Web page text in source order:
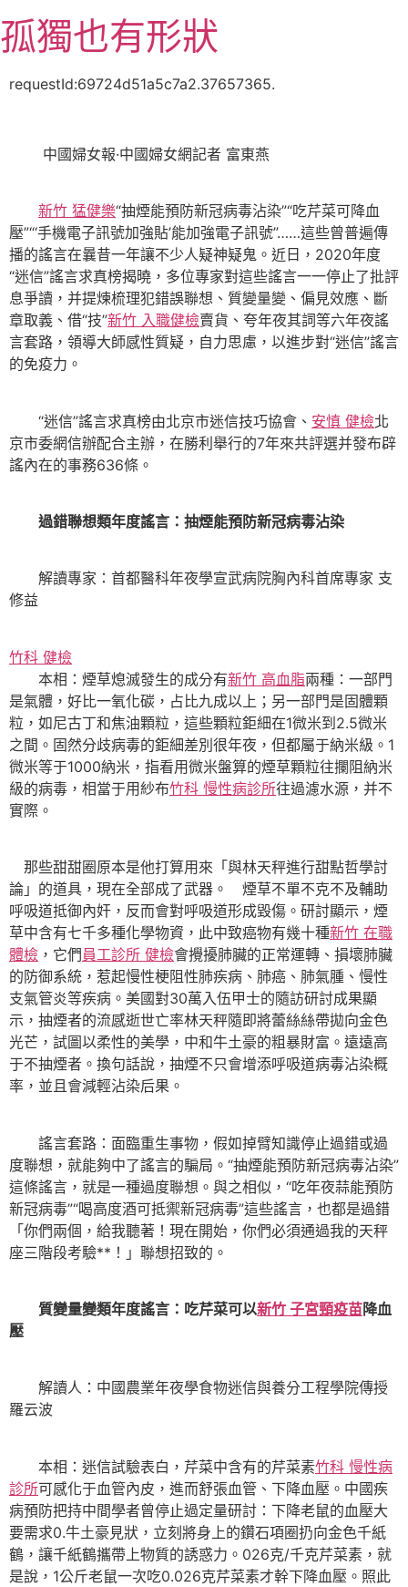
至
主
孤獨也有形狀
requestId:69724d51a5c7a2.37657365.
中國婦女報·中國婦女網記者 富東燕
新竹 猛健樂“抽煙能預防新冠病毒沾染”“吃芹菜可降血
壓”“‘手機電子訊號加強貼’能加強電子訊號”……這些曾普遍傳
播的謠言在曩昔一年讓不少人疑神疑鬼。近日，2020年度
“迷信”謠言求真榜揭曉，多位專家對這些謠言一一停止了批評
息爭讀，并提煉梳理犯錯誤聯想、質變量變、偏見效應、斷
章取義、借“技”新竹 入職健檢賣貨、夸年夜其詞等六年夜謠
言套路，領導大師感性質疑，自力思慮，以進步對“迷信”謠言
的免疫力。
“迷信”謠言求真榜由北京市迷信技巧協會、 安慎 健檢北
京市委網信辦配合主辦，在勝利舉行的7年來共評選并發布辟
謠內在的事務636條。
過錯聯想類年度謠言：抽煙能預防新冠病毒沾染
解讀專家：首都醫科年夜學宣武病院胸內科首席專家 支
修益
竹科 健檢
本相：煙草熄滅發生的成分有新竹 高血脂兩種：一部門
是氣體，好比一氧化碳，占比九成以上；另一部門是固體顆
粒，如尼古丁和焦油顆粒，這些顆粒鉅細在1微米到2.5微米
之間。固然分歧病毒的鉅細差別很年夜，但都屬于納米級。1
微米等于1000納米，指看用微米盤算的煙草顆粒往攔阻納米
級的病毒，相當于用紗布竹科 慢性病診所往過濾水源，并不
實際。
那些甜甜圈原本是他打算用來「與林天秤進行甜點哲學討
論」的道具，現在全部成了武器。 煙草不單不克不及輔助
呼吸道抵御內奸，反而會對呼吸道形成毀傷。研討顯示，煙
草中含有七千多種化學物資，此中致癌物有幾十種新竹 在職
體檢 ，它們 員工診所 健檢會攪擾肺臟的正常運轉、損壞肺臟
的防御系統，惹起慢性梗阻性肺疾病、肺癌、肺氣腫、慢性
支氣管炎等疾病。美國對30萬入伍甲士的隨訪研討成果顯
示，抽煙者的流感逝世亡率林天秤隨即將蕾絲絲帶拋向金色
光芒，試圖以柔性的美學，中和牛土豪的粗暴財富。遠遠高
于不抽煙者。換句話說，抽煙不只會增添呼吸道病毒沾染概
率，並且會減輕沾染后果。
謠言套路：面臨重生事物，假如掉臂知識停止過錯或過
度聯想，就能夠中了謠言的騙局。“抽煙能預防新冠病毒沾染”
這條謠言，就是一種過度聯想。與之相似，“吃年夜蒜能預防
新冠病毒”“喝高度酒可抵禦新冠病毒”這些謠言，也都是過錯
「你們兩個，給我聽著！現在開始，你們必須通過我的天秤
座三階段考驗**！」聯想招致的。
質變量變類年度謠言：吃芹菜可以新竹 子宮頸疫苗降血
壓
解讀人：中國農業年夜學食物迷信與養分工程學院傳授
羅云波
本相：迷信試驗表白，芹菜中含有的芹菜素竹科 慢性病
診所可感化于血管內皮，進而舒張血管、下降血壓。中國疾
病預防把持中間學者曾停止過定量研討：下降老鼠的血壓大
要需求0.牛土豪見狀，立刻將身上的鑽石項圈扔向金色千紙
鶴，讓千紙鶴攜帶上物質的誘惑力。026克/千克芹菜素，就
是說，1公斤老鼠一次吃0.026克芹菜素才幹下降血壓。照此